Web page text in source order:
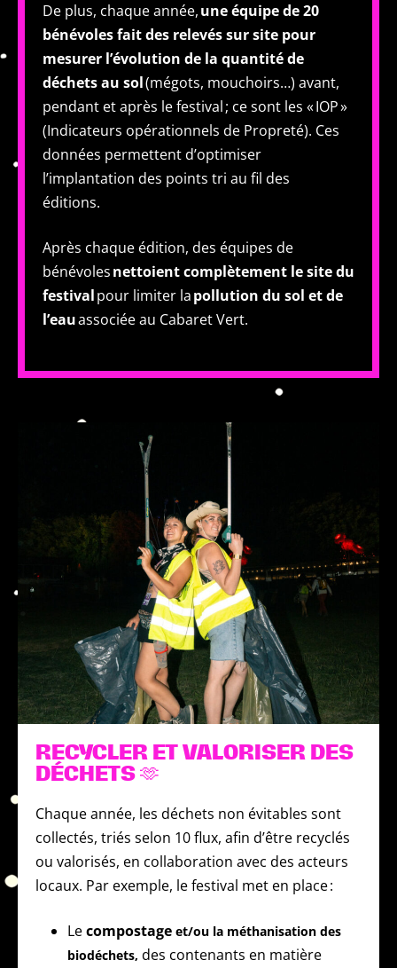
De plus, chaque année,une équipe de 20
bénévoles fait des relevés sur site pour
mesurer l’évolution de la quantité de
déchets au sol(mégots, mouchoirs…) avant,
pendant et après le festival ; ce sont les « IOP »
(Indicateurs opérationnels de Propreté). Ces
données permettent d’optimiser
l’implantation des points tri au fil des
éditions.
Après chaque édition, des équipes de
bénévolesnettoient complètement le site du
festivalpour limiter lapollution du sol et de
l’eauassociée au Cabaret Vert.
RECYCLER ET VALORISER DES
DÉCHETS 🫶
Chaque année, les déchets non évitables sont
collectés, triés selon 10 flux, afin d’être recyclés
ou valorisés, en collaboration avec des acteurs
locaux. Par exemple, le festival met en place :
Lecompostage et/ou la méthanisation des
biodéchets, des contenants en matière